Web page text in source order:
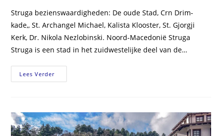
Struga bezienswaardigheden: De oude Stad, Crn Drim-
kade,, St. Archangel Michael, Kalista Klooster, St. Gjorgji
Kerk, Dr. Nikola Nezlobinski. Noord-Macedonië Struga
Struga is een stad in het zuidwestelijke deel van de…
Lees VerderNoord-
Macedonië